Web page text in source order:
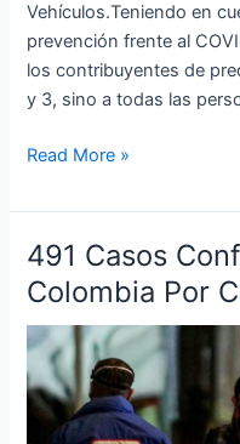
Vehículos.Teniendo en
prevención frente al
los contribuyentes de
y 3, sino a todas las
Read More »
491 Casos
Colombia Por
491
Casos
Confirmados
en
Colombia
Por
Coronavirus